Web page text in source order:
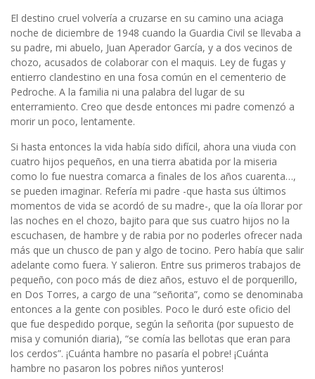
El destino cruel volvería a cruzarse en su camino una aciaga
noche de diciembre de 1948 cuando la Guardia Civil se llevaba a
su padre, mi abuelo, Juan Aperador García, y a dos vecinos de
chozo, acusados de colaborar con el maquis. Ley de fugas y
entierro clandestino en una fosa común en el cementerio de
Pedroche. A la familia ni una palabra del lugar de su
enterramiento. Creo que desde entonces mi padre comenzó a
morir un poco, lentamente.
Si hasta entonces la vida había sido difícil, ahora una viuda con
cuatro hijos pequeños, en una tierra abatida por la miseria
como lo fue nuestra comarca a finales de los años cuarenta…,
se pueden imaginar. Refería mi padre -que hasta sus últimos
momentos de vida se acordó de su madre-, que la oía llorar por
las noches en el chozo, bajito para que sus cuatro hijos no la
escuchasen, de hambre y de rabia por no poderles ofrecer nada
más que un chusco de pan y algo de tocino. Pero había que salir
adelante como fuera. Y salieron. Entre sus primeros trabajos de
pequeño, con poco más de diez años, estuvo el de porquerillo,
en Dos Torres, a cargo de una “señorita”, como se denominaba
entonces a la gente con posibles. Poco le duró este oficio del
que fue despedido porque, según la señorita (por supuesto de
misa y comunión diaria), “se comía las bellotas que eran para
los cerdos”. ¡Cuánta hambre no pasaría el pobre! ¡Cuánta
hambre no pasaron los pobres niños yunteros!